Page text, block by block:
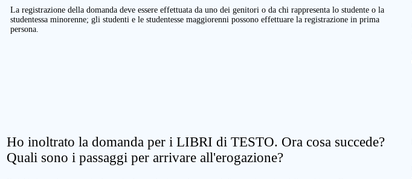
La registrazione della domanda deve essere effettuata da uno dei genitori o da chi rappresenta lo studente o la
studentessa minorenne; gli studenti e le studentesse maggiorenni possono effettuare la registrazione in prima
persona.
Ho inoltrato la domanda per i LIBRI di TESTO. Ora cosa succede?
Quali sono i passaggi per arrivare all'erogazione?